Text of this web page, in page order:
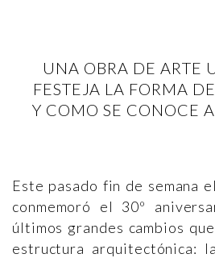
UNA OBRA DE ARTE
FESTEJA LA FORMA
Y COMO SE CONOCE
Este pasado fin de semana
conmemoró el 30º
últimos grandes cambios
estructura arquitectónica: